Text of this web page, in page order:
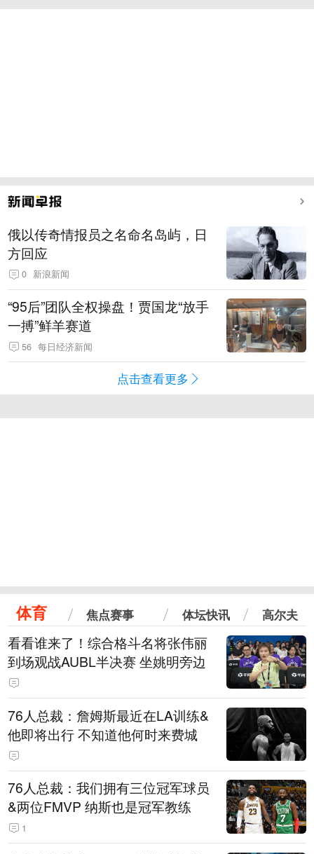
俄以传奇情报员之名命名岛屿，日
方回应
0 新浪新闻
“95后”团队全权操盘！贾国龙“放手
一搏”鲜羊赛道
56 每日经济新闻
点击查看更多
体育 焦点赛事 体坛快讯 高尔夫
看看谁来了！综合格斗名将张伟丽
到场观战AUBL半决赛 坐姚明旁边
76人总裁：詹姆斯最近在LA训练&
他即将出行 不知道他何时来费城
76人总裁：我们拥有三位冠军球员
&两位FMVP 纳斯也是冠军教练
1